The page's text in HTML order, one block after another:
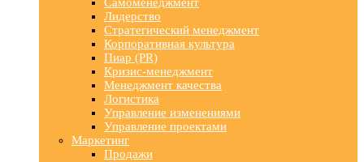
Лидерство
Стратегический менеджмент
Корпоративная культура
Пиар (PR)
Кризис-менеджмент
Менеджмент качества
Логистика
Управление изменениями
Управление проектами
Маркетинг
Продажи